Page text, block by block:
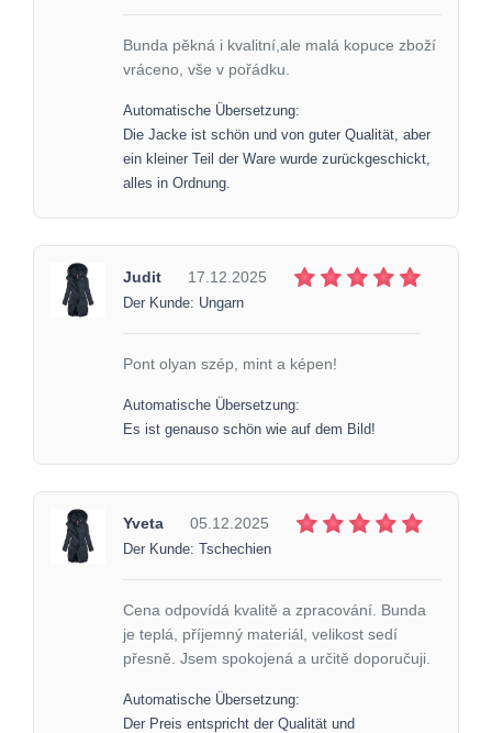
Bunda pěkná i kvalitní,ale malá kopuce zboží
vráceno, vše v pořádku.
Automatische Übersetzung:
Die Jacke ist schön und von guter Qualität, aber
ein kleiner Teil der Ware wurde zurückgeschickt,
alles in Ordnung.
Judit 17.12.2025
Der Kunde: Ungarn
Pont olyan szép, mint a képen!
Automatische Übersetzung:
Es ist genauso schön wie auf dem Bild!
Yveta 05.12.2025
Der Kunde: Tschechien
Cena odpovídá kvalitě a zpracování. Bunda
je teplá, příjemný materiál, velikost sedí
přesně. Jsem spokojená a určitě doporučuji.
Automatische Übersetzung:
Der Preis entspricht der Qualität und